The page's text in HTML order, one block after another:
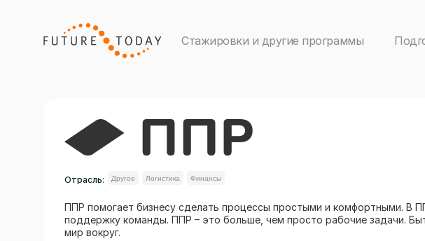
Стажировки и другие программы
Отрасль: Другое Логистика Финансы
ППР помогает бизнесу сделать процессы простыми и комфортными. В
поддержку команды. ППР – это больше, чем просто рабочие задачи.
мир вокруг.